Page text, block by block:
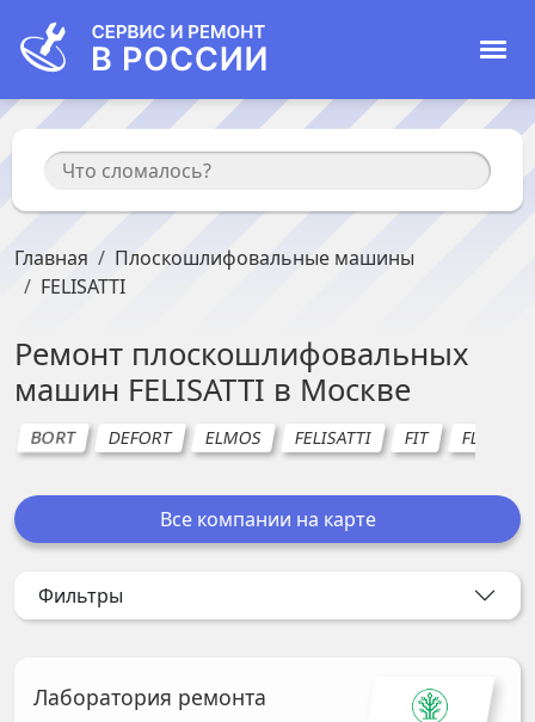
Главная
Плоскошлифовальные машины
FELISATTI
Ремонт плоскошлифовальных
машин FELISATTI в Москве
BORT DEFORT ELMOS FELISATTI FIT FLEX
Все компании на карте
Фильтры
Лаборатория ремонта